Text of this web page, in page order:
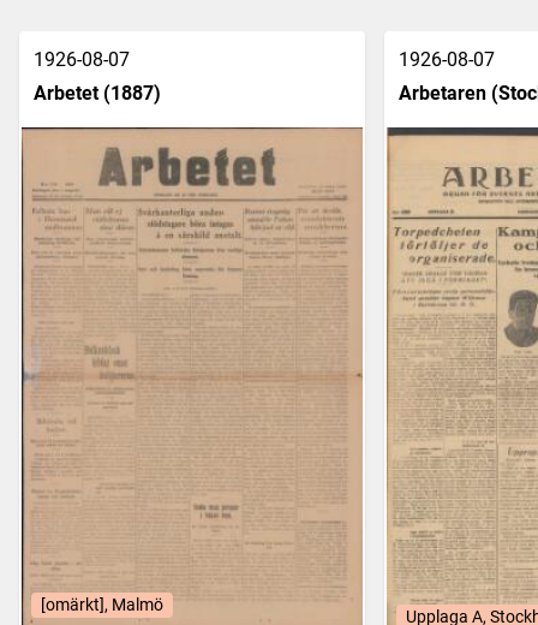
1926-08-07
Arbetet (1887)
[omärkt], Malmö
1926-08-07
Arbetaren
Upplaga A,